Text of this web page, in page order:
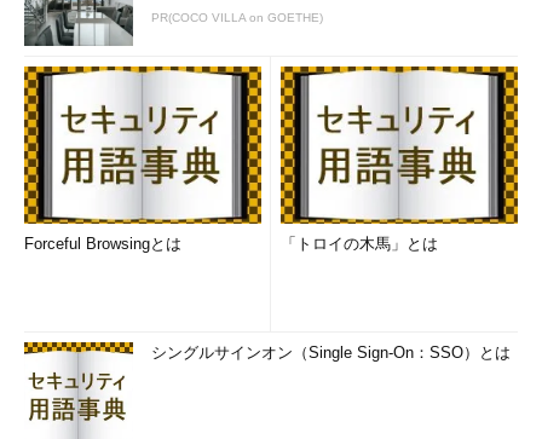
PR(COCO VILLA on GOETHE)
Forceful Browsingとは 「トロイの木馬」とは
シングルサインオン（Single Sign-On：SSO）とは